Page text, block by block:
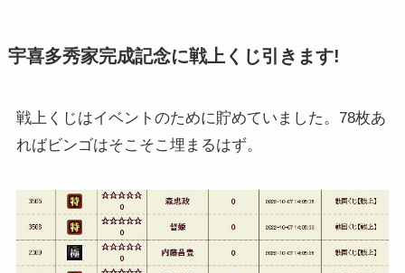
宇喜多秀家完成記念に戦上くじ引きます!
戦上くじはイベントのために貯めていました。78枚あ
ればビンゴはそこそこ埋まるはず。